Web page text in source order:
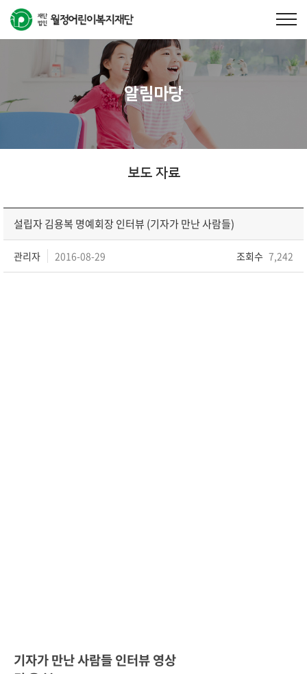
알림마당
보도 자료
설립자 김용복 명예회장 인터뷰 (기자가 만난 사람들)
관리자 2016-08-29 조회수 7,242
기자가 만난 사람들 인터뷰 영상